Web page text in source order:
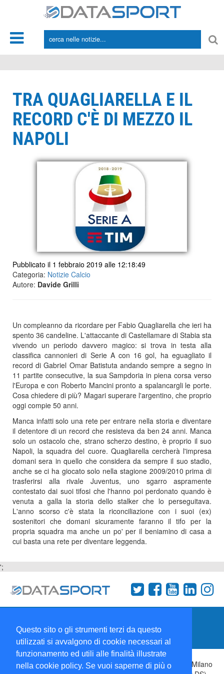
Questo sito o gli strumenti terzi da questo
utilizzati si avvalgono di cookie necessari al
funzionamento ed utili alle finalità illustrate
nella cookie policy. Se vuoi saperne di più o
TRA QUAGLIARELLA E IL
RECORD C'È DI MEZZO IL
NAPOLI
Pubblicato il 1 febbraio 2019 alle 12:18:49
Categoria: Notizie Calcio
Autore: Davide Grilli
Un compleanno da ricordare per Fabio Quagliarella che ieri ha
spento 36 candeline. L'attaccante di Castellamare di Stabia sta
vivendo un periodo davvero magico: si trova in testa alla
classifica cannonieri di Serie A con 16 gol, ha eguagliato il
record di Gabriel Omar Batistuta andando sempre a segno in
11 partite consecutive, la sua Sampdoria in piena corsa verso
l'Europa e con Roberto Mancini pronto a spalancargli le porte.
Cosa chiedere di più? Magari superare l'argentino, che proprio
oggi compie 50 anni.
Manca infatti solo una rete per entrare nella storia e diventare
il detentore di un record che resisteva da ben 24 anni. Manca
solo un ostacolo che, strano scherzo destino, è proprio il suo
Napoli, la squadra del cuore. Quagliarella cercherà l'impresa
domani sera in quello che considera da sempre il suo stadio,
anche se ci ha giocato solo nella stagione 2009/2010 prima di
trasferirsi alla rivale Juventus, uno sgarro aspramente
contestato dai suoi tifosi che l'hanno poi perdonato quando è
venuta a galla la storia dello stalker che lo perseguitava.
L'anno scorso c'è stata la riconciliazione con i suoi (ex)
sostenitori che domani sicuramente faranno il tifo per la
propria squadra ma anche un po' per il beniamino di casa a
cui basta una rete per diventare leggenda.
';
Collabora con noi
Copyright 1995-2026 © Wise Srl Via Palmanova 8 20132 Milano